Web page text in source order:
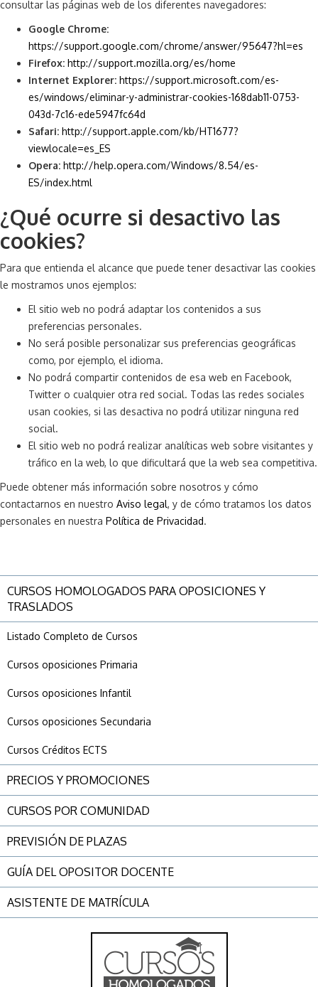
CURSOS HOMOLOGADOS PARA OPOSICIONES Y
TRASLADOS
Listado Completo de Cursos
Cursos oposiciones Primaria
Cursos oposiciones Infantil
Cursos oposiciones Secundaria
Cursos Créditos ECTS
PRECIOS Y PROMOCIONES
CURSOS POR COMUNIDAD
PREVISIÓN DE PLAZAS
GUÍA DEL OPOSITOR DOCENTE
ASISTENTE DE MATRÍCULA
consultar las páginas web de los diferentes navegadores:
Google Chrome:
https://support.google.com/chrome/answer/95647?hl=es
Firefox: http://support.mozilla.org/es/home
Internet Explorer: https://support.microsoft.com/es-
es/windows/eliminar-y-administrar-cookies-168dab11-0753-
043d-7c16-ede5947fc64d
Safari: http://support.apple.com/kb/HT1677?
viewlocale=es_ES
Opera: http://help.opera.com/Windows/8.54/es-
ES/index.html
¿Qué ocurre si desactivo las
cookies?
Para que entienda el alcance que puede tener desactivar las cookies
le mostramos unos ejemplos:
El sitio web no podrá adaptar los contenidos a sus
preferencias personales.
No será posible personalizar sus preferencias geográficas
como, por ejemplo, el idioma.
No podrá compartir contenidos de esa web en Facebook,
Twitter o cualquier otra red social. Todas las redes sociales
usan cookies, si las desactiva no podrá utilizar ninguna red
social.
El sitio web no podrá realizar analíticas web sobre visitantes y
tráfico en la web, lo que dificultará que la web sea competitiva.
Puede obtener más información sobre nosotros y cómo
contactarnos en nuestro Aviso legal, y de cómo tratamos los datos
personales en nuestra Política de Privacidad.